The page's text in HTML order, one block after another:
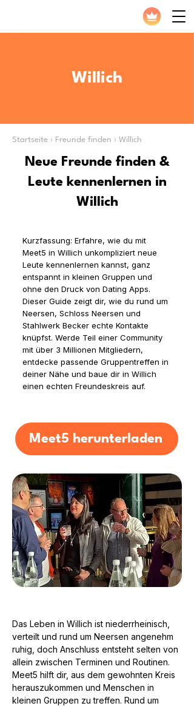
Willich
Startseite › Freunde finden › Willich
Neue Freunde finden &
Leute kennenlernen in
Willich
Kurzfassung: Erfahre, wie du mit
Meet5 in Willich unkompliziert neue
Leute kennenlernen kannst, ganz
entspannt in kleinen Gruppen und
ohne den Druck von Dating Apps.
Dieser Guide zeigt dir, wie du rund um
Neersen, Schloss Neersen und
Stahlwerk Becker echte Kontakte
knüpfst. Werde Teil einer Community
mit über 3 Millionen Mitgliedern,
entdecke passende Gruppentreffen in
deiner Nähe und baue dir in Willich
einen echten Freundeskreis auf.
Meet5 herunterladen
Das Leben in Willich ist niederrheinisch,
verteilt und rund um Neersen angenehm
ruhig, doch Anschluss entsteht selten von
allein zwischen Terminen und Routinen.
Meet5 hilft dir, aus dem gewohnten Kreis
herauszukommen und Menschen in
kleinen Gruppen zu treffen. Rund um